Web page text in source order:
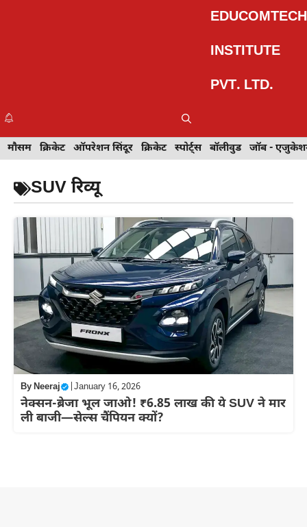
EDUCOMTECH
INSTITUTE
PVT. LTD.
इवेंट
खेल मेहंदी डिज़ाइन टेक्नोलॉजी ट्रेवल बॉलीवुड जॉब - एजुकेशन
मौसम क्रिकेट ऑपरेशन सिंदूर क्रिकेट स्पोर्ट्स बॉलीवुड जॉब -
SUV रिव्यू
ByNeeraj January 16, 2026
नेक्सन-ब्रेजा भूल जाओ! ₹6.85 लाख की ये SUV ने मार
ली बाजी—सेल्स चैंपियन क्यों?